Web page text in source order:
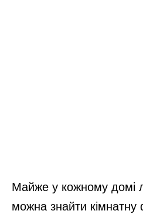
Майже у кожному домі
можна знайти кімнатну